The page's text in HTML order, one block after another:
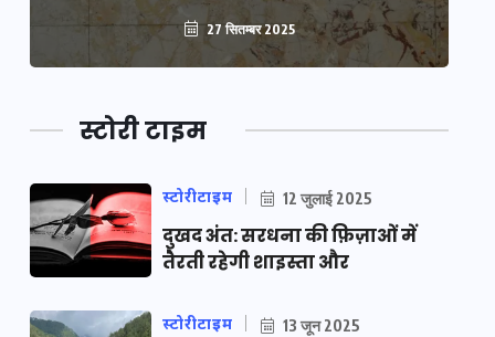
27 सितम्बर 2025
स्टोरी टाइम
स्टोरीटाइम 12 जुलाई 2025
दुखद अंत: सरधना की फ़िज़ाओं में
तैरती रहेगी शाइस्ता और
स्टोरीटाइम 13 जून 2025